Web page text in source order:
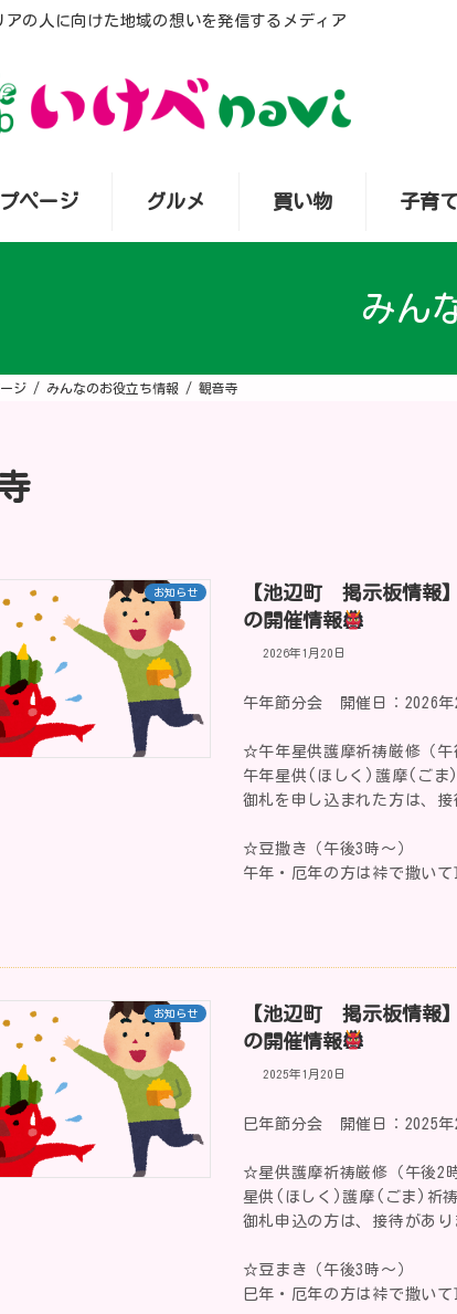
アの人に向けた地域の想いを発信するメディア
プページ グルメ 買い物 子育
みん
ジ みんなのお役立ち情報 観音寺
お知らせ
【池辺町 掲示板情報
の開催情報
2026年1月20日
午年節分会 開催日：2026
☆午年星供護摩祈祷厳修（午
午年星供(ほしく)護摩(ごま
御札を申し込まれた方は、接
☆豆撒き（午後3時～）
午年・厄年の方は裃で撒いて
お知らせ
【池辺町 掲示板情報
の開催情報
2025年1月20日
巳年節分会 開催日：2025
☆星供護摩祈祷厳修（午後2
星供(ほしく)護摩(ごま)祈
御札申込の方は、接待があり
☆豆まき（午後3時～）
巳年・厄年の方は裃で撒いて